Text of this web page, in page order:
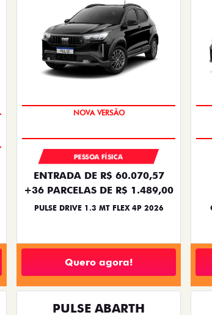
PREÇO IMPERDÍVEL
PESSOA FÍSICA
ENTRADA DE R$ 60.070,57
+36 PARCELAS DE R$ 1.489,00
PULSE DRIVE 1.3 MT FLEX 4P 2026
Quero agora!
PULSE ABARTH